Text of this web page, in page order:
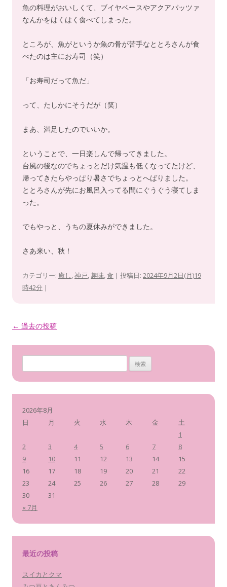
魚の料理がおいしくて、ブイヤベースやアクアパッツァ
なんかをはくはく食べてしまった。
ところが、魚がというか魚の骨が苦手なととろさんが食
べたのは主にお寿司（笑）
「お寿司だって魚だ」
って、たしかにそうだが（笑）
まあ、満足したのでいいか。
ということで、一日楽しんで帰ってきました。
台風の後なのでちょっとだけ気温も低くなってたけど、
帰ってきたらやっぱり暑さでちょっとへばりました。
ととろさんが先にお風呂入ってる間にぐうぐう寝てしま
った。
でもやっと、うちの夏休みができました。
さあ来い、秋！
カテゴリー: 癒し,神戸, 趣味,食 | 投稿日: 2024年9月2日(月)19
時42分 |
投
ゲ
ー
← 過去の投稿
索
2026年8月
日
月 火 水 木 金 土
« 7月
1
2
3 4 5 6 7
8
9
10 11 12 13 14
15
16
17 18 19 20 21
22
23
24 25 26 27 28
29
30
31
最近の投稿
スイカとクマ